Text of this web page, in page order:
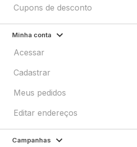
Cupons de desconto
Minha conta
Acessar
Cadastrar
Meus pedidos
Editar endereços
Campanhas